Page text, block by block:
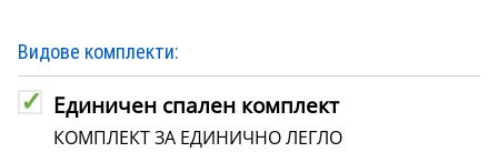
Видове комплекти:
Единичен спален комплект
КОМПЛЕКТ ЗА ЕДИНИЧНО ЛЕГЛО